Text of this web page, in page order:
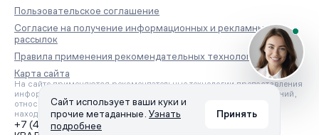
Пользовательское соглашение
Согласие на получение информационных и рекламных
рассылок
Правила применения рекомендательных технологий
Карта сайта
На сайте применяются рекомендательные технологии предоставления
информации на основе сбора, систематизации и анализа сведений,
относящихся к предпочтениям пользователей сети «Интернет»,
находящихся на территории Российской Федерации.
+7 (495) 157-88-80
Сайт использует ваши куки и
прочие метаданные. Узнать
подробнее
Принять